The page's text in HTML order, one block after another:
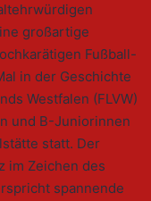
großartige
Fußball-
in der Geschichte
Westfalen (FLVW)
und B-Juniorinnen
statt. Der
im Zeichen des
spannende